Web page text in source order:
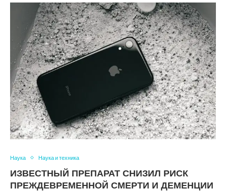
Наука Наука и техника
ИЗВЕСТНЫЙ ПРЕПАРАТ СНИЗИЛ РИСК
ПРЕЖДЕВРЕМЕННОЙ СМЕРТИ И ДЕМЕНЦИИ